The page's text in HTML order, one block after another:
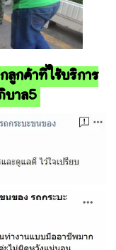
ลูกค้าที่ใช้บริการ
บาล5